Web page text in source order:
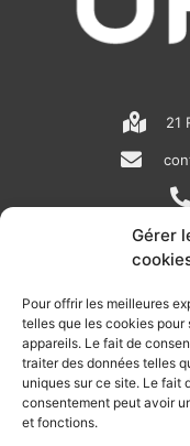
Gérer
Pour offrir les meilleures
telles que les cookies
appareils. Le fait de
traiter des données telles
uniques sur ce site. Le fait
consentement peut avoir
et fonctions.
21
e
s
p
Retrouvez tous les
rendez-vous